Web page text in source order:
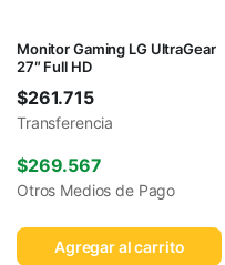
Monitor Gaming LG UltraGear
27″ Full HD
$261.715
Transferencia
$269.567
Otros Medios de Pago
Agregar al carrito